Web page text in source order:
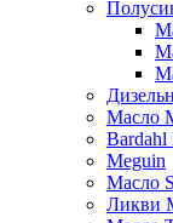
Масло
Bardahl
Meguin
Масло
Ликви